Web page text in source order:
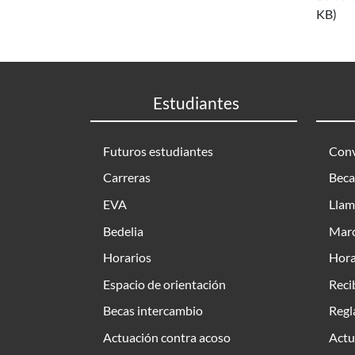
KB)
Estudiantes
Futuros estudiantes
Carreras
EVA
Bedelia
Horarios
Espacio de orientación
Becas intercambio
Actuación contra acoso